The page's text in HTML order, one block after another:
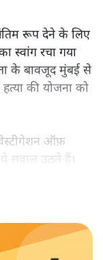
रूप देने के लिए
स्वांग रचा गया
के बावजूद मुंबई से
की योजना को
ऑफ़
सवाल उठते हैं।